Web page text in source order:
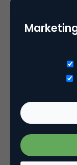
Deel dit artikel
Data-
Amdax en